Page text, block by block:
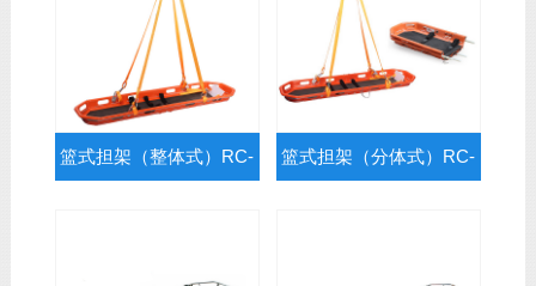
篮式担架（整体式）RC- 篮式担架（分体式）RC-